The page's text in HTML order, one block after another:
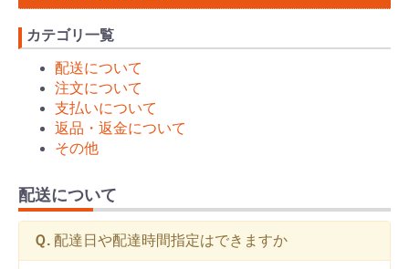
カテゴリ一覧
配送について
注文について
支払いについて
返品・返金について
その他
配送について
Ｑ. 配達日や配達時間指定はできますか